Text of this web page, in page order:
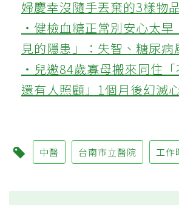
婦慶幸沒隨手丟棄的3樣物
‧健檢血糖正常別安心太早
見的隱患」：失智、糖尿病
‧兒邀84歲寡母搬來同住「
還有人照顧」1個月後幻滅
中醫 台南市立醫院 工作